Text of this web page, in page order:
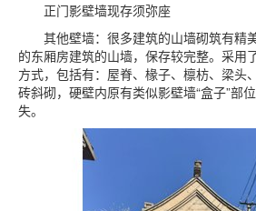
正门影壁墙现存须弥座
其他壁墙：很多建筑的山墙砌筑有精
的东厢房建筑的山墙，保存较完整。采用
方式，包括有：屋脊、椽子、檩枋、梁头
砖斜砌，硬壁内原有类似影壁墙“盒子”部
失。